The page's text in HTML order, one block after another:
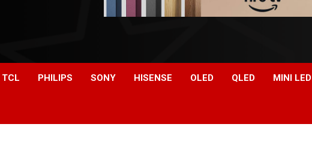
TCL PHILIPS SONY HISENSE OLED QLED MINI LED